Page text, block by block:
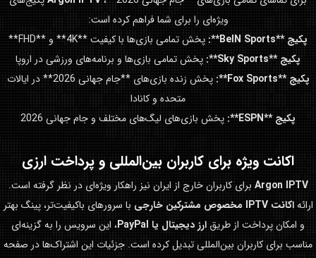
ویژه‌ای را برای شما فراهم کرده است:
پکیج **BeIN Sports**:
پخش تمامی بازی‌ها با کیفیت **4K** و **FHD**
پکیج **Sky Sports**:
پخش تمامی بازی‌ها و برنامه‌های ورزشی در اروپا
پکیج **Fox Sports**:
پخش زنده بازی‌های **جام جهانی 2026** در ایالات
متحده و کانادا
پکیج **ESPN**:
پخش بازی‌های لیگ‌های مختلف و جام جهانی 2026
اکانت ویژه برای کاربران بین‌المللی و پرداخت ارزی
Argon IPTV برای کاربران خارج از ایران نیز راهکار ویژه‌ای در نظر گرفته است.
ارائهاکانت IPTV مخصوص مشترکین خارجی
با سرورهای باکیفیت‌تر، پینگ بهتر
و امکان پرداخت از طریق ارز دیجیتال یا PayPal
، این سرویس را به گزینه‌ای
مناسب برای کاربران بین‌المللی تبدیل کرده است. جزئیات این اشتراک‌ها در صفحه